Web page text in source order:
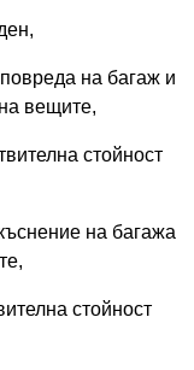
на багаж и
вещите,
стойност
на багажа
стойност